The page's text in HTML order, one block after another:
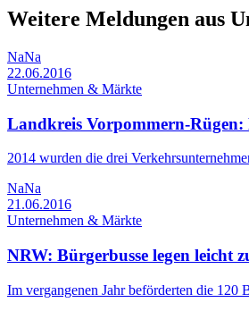
Weitere Meldungen aus
NaNa
22.06.2016
Unternehmen & Märkte
Landkreis Vorpommern-
2014 wurden die drei
NaNa
21.06.2016
Unternehmen & Märkte
NRW: Bürgerbusse legen leicht
Im vergangenen Jahr beförderten die 120